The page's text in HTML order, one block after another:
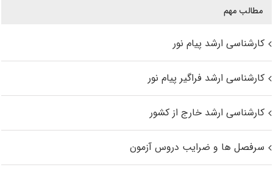
مطالب مهم
کارشناسی ارشد پیام نور
کارشناسی ارشد فراگیر پیام نور
کارشناسی ارشد خارج از کشور
سرفصل ها و ضرایب دروس آزمون